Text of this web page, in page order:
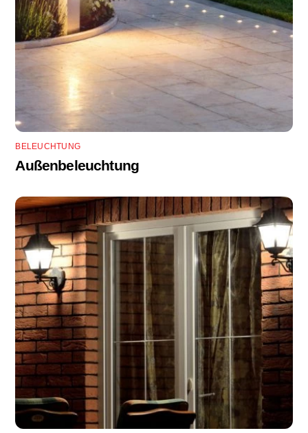
BELEUCHTUNG
Außenbeleuchtung